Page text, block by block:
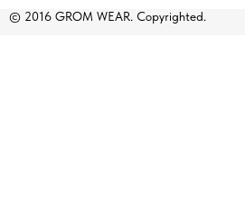
© 2016 GROM WEAR. Copyrighted.